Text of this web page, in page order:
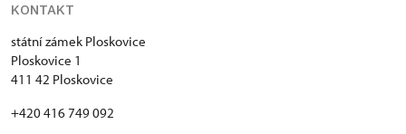
KONTAKT
státní zámek Ploskovice
Ploskovice 1
411 42 Ploskovice
+420 416 749 092